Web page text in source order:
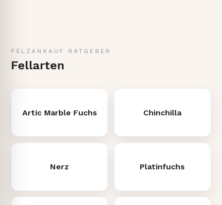
PELZANKAUF RATGEBER
Fellarten
Artic Marble Fuchs Chinchilla
Nerz Platinfuchs